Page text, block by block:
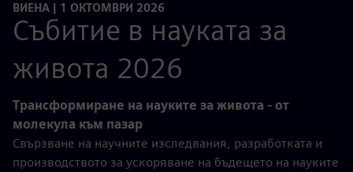
ВИЕНА | 1 ОКТОМВРИ 2026
Събитие в науката за
живота 2026
Трансформиране на науките за живота - от
молекула към пазар
Свързване на научните изследвания, разработката и
производството за ускоряване на бъдещето на науките